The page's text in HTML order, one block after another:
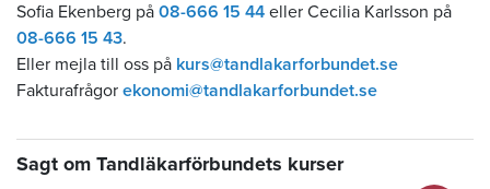
Sofia Ekenberg på 08-666 15 44 eller Cecilia Karlsson på
08-666 15 43.
Eller mejla till oss på kurs@tandlakarforbundet.se
Fakturafrågor ekonomi@tandlakarforbundet.se
Sagt om Tandläkarförbundets kurser